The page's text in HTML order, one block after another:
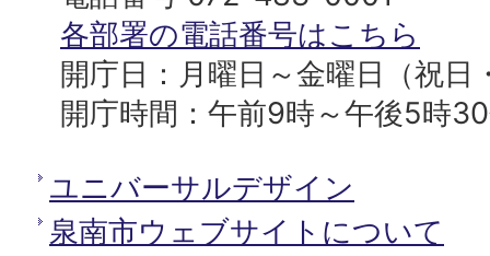
所各部署の電話番号はこちら
開庁日：月曜日～金曜日（祝日
開庁時間：午前9時～午後5時
ユニバーサルデザイン
泉南市ウェブサイトについて